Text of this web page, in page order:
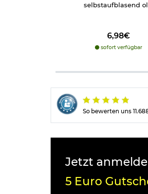
selbstaufblasend
6,98€
sofort verfügbar
So bewerten uns
Jetzt
5 Euro